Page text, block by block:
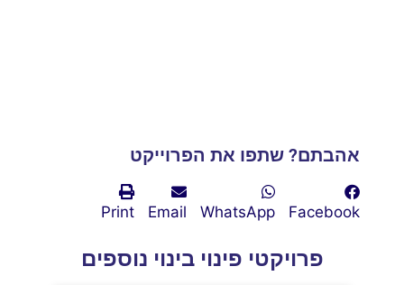
אהבתם? שתפו את הפרוייקט
Facebook
WhatsApp
Email
Print
פרויקטי פינוי בינוי נוספים